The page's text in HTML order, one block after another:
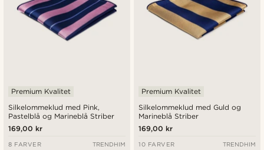
Silkelommeklud med Pink,
Pastelblå og Marineblå Striber
Premium Kvalitet
169,00 kr
8 FARVER TRENDHIM
Silkelommeklud med Guld og
Marineblå Striber
Premium Kvalitet
169,00 kr
10 FARVER TRENDHIM